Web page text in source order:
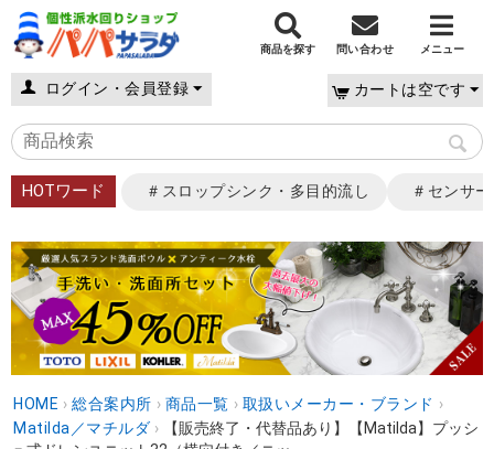
商品を探す 問い合わせ メニュー
ログイン・会員登録 カートは空です
HOTワード ＃スロップシンク・多目的流し ＃センサ
HOME › 総合案内所 › 商品一覧 › 取扱いメーカー・ブランド ›
Matilda／マチルダ ›
【販売終了・代替品あり】【Matilda】プッシ